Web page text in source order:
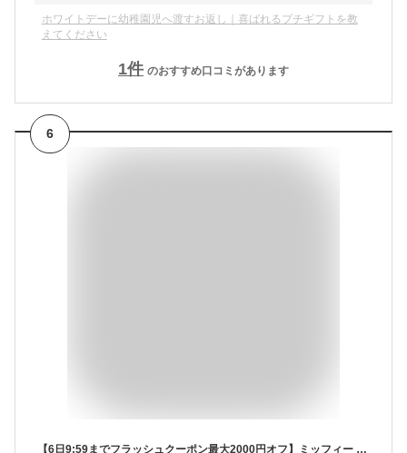
ホワイトデーに幼稚園児へ渡すお返し｜喜ばれるプチギフトを教
えてください
1件 のおすすめ口コミがあります
6
【6日9:59までフラッシュクーポン最大2000円オフ】ミッフィー ブルーナファミリー うさぎ SSサイズ ぬいぐるみのセキグチ うさぎ 人形 キャラクター ぬいぐるみ プレゼント 動物 グッズ 赤ちゃん うさぎ用品 ウサギ 大人